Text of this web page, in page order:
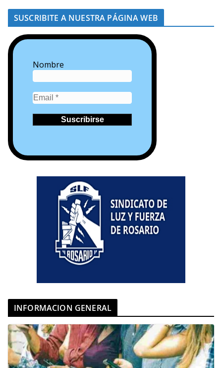
SUSCRIBITE A NUESTRA PÁGINA WEB
Nombre
INFORMACION GENERAL